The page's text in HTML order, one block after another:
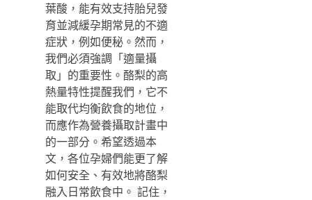
葉酸，能有效支持胎兒發
育並減緩孕期常見的不適
症狀，例如便秘。然而，
我們必須強調「適量攝
取」的重要性。酪梨的高
熱量特性提醒我們，它不
能取代均衡飲食的地位，
而應作為營養攝取計畫中
的一部分。希望透過本
文，各位孕婦們能更了解
如何安全、有效地將酪梨
融入日常飲食中。 記住，